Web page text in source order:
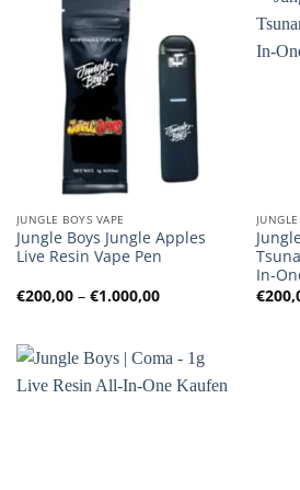
JUNGLE BOYS VAPE
Jungle Boys Jungle Apples
Live Resin Vape Pen
€200,00 – €1.000,00Preisspanne:
€200,00
In-
€